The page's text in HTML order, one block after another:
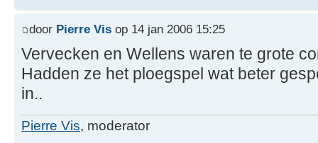
door Pierre Vis op 14 jan 2006 15:25
Vervecken en Wellens waren te grote
Hadden ze het ploegspel wat beter
in..
Pierre Vis, moderator